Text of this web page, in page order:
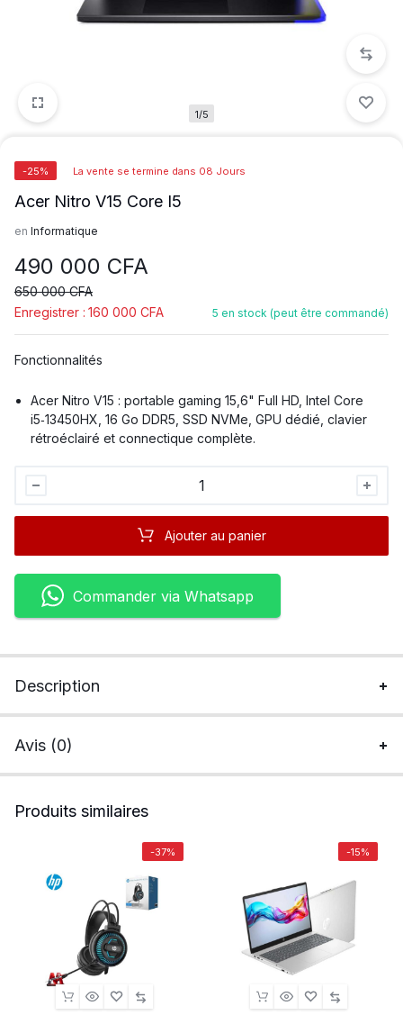
1/5
-25% La vente se termine dans 08 Jours
Acer Nitro V15 Core I5
en Informatique
490 000 CFA
650 000CFA
Enregistrer : 160 000 CFA 5 en stock (peut être commandé)
Fonctionnalités
Acer Nitro V15 : portable gaming 15,6" Full HD, Intel Core
i5‑13450HX, 16 Go DDR5, SSD NVMe, GPU dédié, clavier
rétroéclairé et connectique complète.
quantité
Ajouter au panier
Commander via Whatsapp
Description
Avis (0)
Produits similaires
-37% -15%